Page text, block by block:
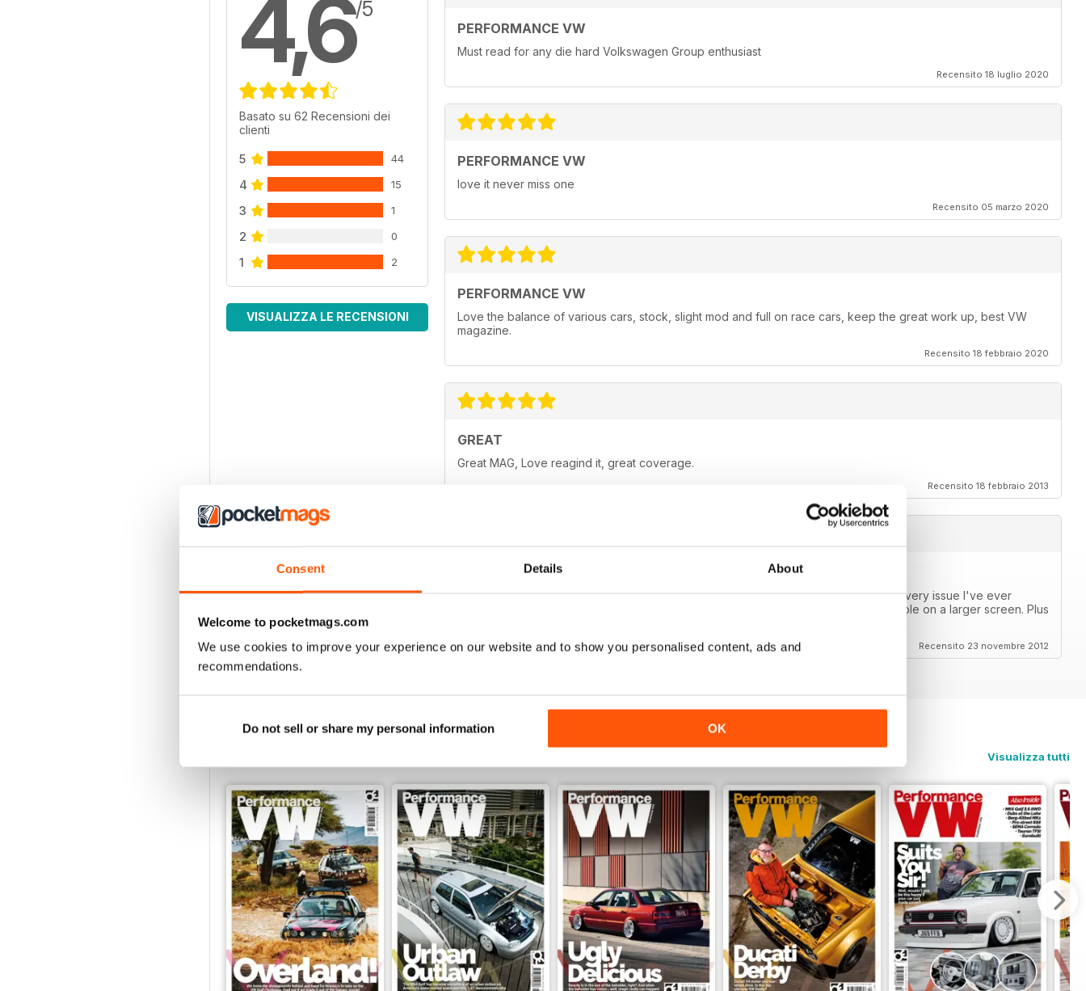
Consent Details About
Welcome to pocketmags.com
We use cookies to improve your experience on our website and to show you personalised content, ads and
recommendations.
Do not sell or share my personal information OK
4,6/5
Basato su 62 Recensioni dei
clienti
5 44
4 15
3 1
2 0
1 2
VISUALIZZA LE RECENSIONI
PERFORMANCE VW
Must read for any die hard Volkswagen Group enthusiast
Recensito 18 luglio 2020
PERFORMANCE VW
love it never miss one
Recensito 05 marzo 2020
PERFORMANCE VW
Love the balance of various cars, stock, slight mod and full on race cars, keep the great work up, best VW
magazine.
Recensito 18 febbraio 2020
GREAT
Great MAG, Love reagind it, great coverage.
Recensito 18 febbraio 2013
Glad there's a cheaper way to get PVW in the states now! I can finally catch up on every issue I've ever
missed! Great app, and the prices are expensive for a phone, but are very reasonable on a larger screen. Plus
Recensito 23 novembre 2012
Visualizza tutti